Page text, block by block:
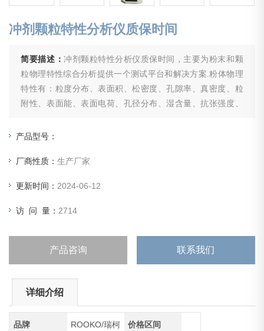
冲剂颗粒特性分析仪质保时间
简要描述：冲剂颗粒特性分析仪质保时间，主要为粉末和颗
粒物理特性综合分析提供一个测试平台和解决方案.粉体物理
特性有：粒度分布、表面积、松密度、孔隙率、真密度、粒
附性、表面能、表面电荷、孔径分布、湿含量、抗张强度、
产品型号：
厂商性质：生产厂家
更新时间： 2024-06-12
访 问 量： 2714
产品咨询 联系我们
详细介绍
品牌 ROOKO/瑞柯 价格区间